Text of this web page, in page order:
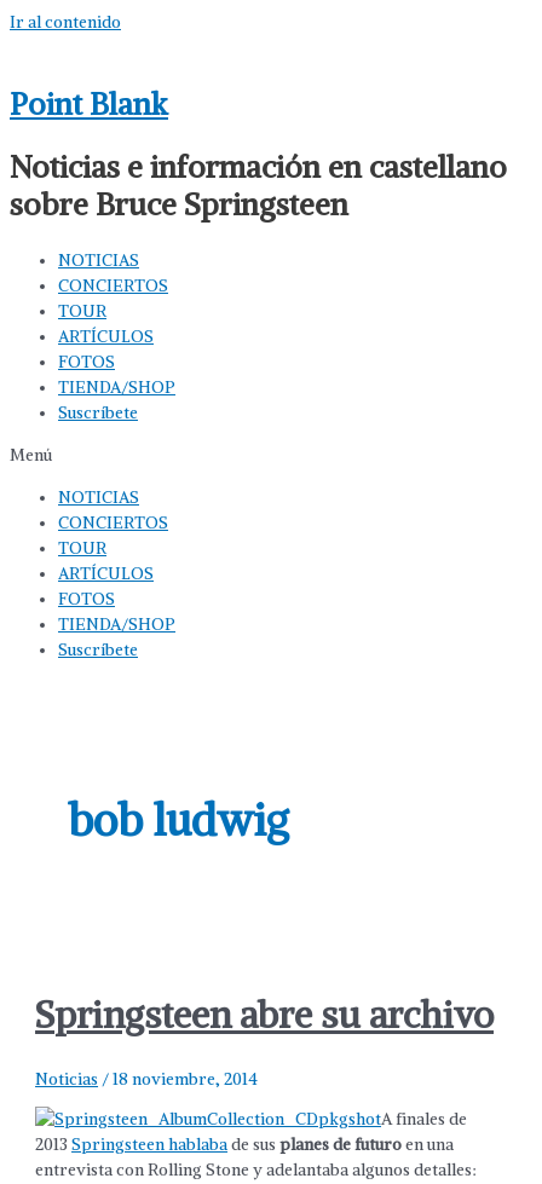
Ir al contenido
Point Blank
Noticias e información en castellano
sobre Bruce Springsteen
NOTICIAS
CONCIERTOS
TOUR
ARTÍCULOS
FOTOS
TIENDA/SHOP
Suscríbete
Menú
NOTICIAS
CONCIERTOS
TOUR
ARTÍCULOS
FOTOS
TIENDA/SHOP
Suscríbete
bob ludwig
Springsteen abre su archivo
Noticias /18 noviembre, 2014
A finales de
2013Springsteen hablabade susplanes de futuroen una
entrevista con Rolling Stone y adelantaba algunos detalles: